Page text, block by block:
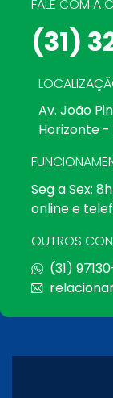
FALE COM A
(31)
Av. João
Horizonte -
Seg a Sex:
online e
OUTROS
(31)